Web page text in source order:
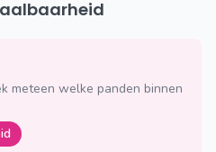
meteen welke panden binnen